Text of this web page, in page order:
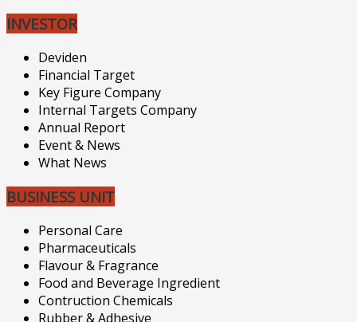
INVESTOR
Deviden
Financial Target
Key Figure Company
Internal Targets Company
Annual Report
Event & News
What News
BUSINESS UNIT
Personal Care
Pharmaceuticals
Flavour & Fragrance
Food and Beverage Ingredient
Contruction Chemicals
Rubber & Adhesive